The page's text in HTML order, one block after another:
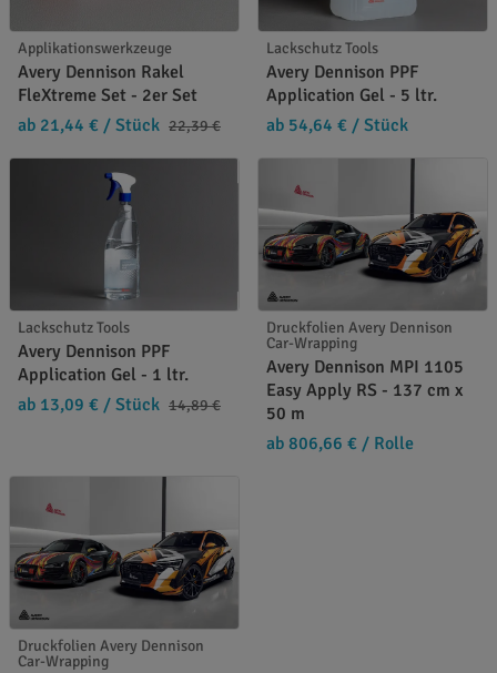
Applikationswerkzeuge
Avery Dennison Rakel
FleXtreme Set - 2er Set
ab 21,44 € / Stück 22,39 €
Lackschutz Tools
Avery Dennison PPF
Application Gel - 5 ltr.
ab 54,64 € / Stück
Lackschutz Tools
Avery Dennison PPF
Application Gel - 1 ltr.
ab 13,09 € / Stück 14,89 €
Druckfolien Avery Dennison
Car-Wrapping
Avery Dennison MPI 1105
Easy Apply RS - 137 cm x
50 m
ab 806,66 € / Rolle
Druckfolien Avery Dennison
Car-Wrapping